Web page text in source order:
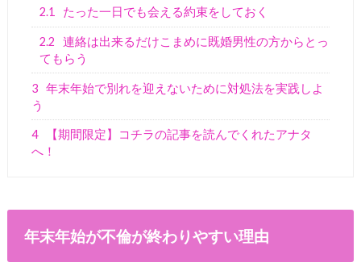
2.1 たった一日でも会える約束をしておく
2.2
連絡は出来るだけこまめに既婚男性の方からとっ
てもらう
3 年末年始で別れを迎えないために対処法を実践しよ
う
4
【期間限定】コチラの記事を読んでくれたアナタ
へ！
年末年始が不倫が終わりやすい理由